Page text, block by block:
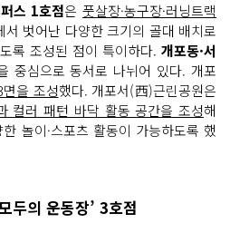
스 1호점은 풋살장·농구장·러닝트랙
서 벗어난 다양한 크기의 골대 배치로
록 조성된 점이 특이하다. 개포동·서
중심으로 동서로 나뉘어 있다. 개포
을 조성했다. 개포서(西)근린공원은
컬러 패턴 바닥 활동 공간을 조성해
놀이·스포츠 활동이 가능하도록 했
두의 운동장’ 3호점